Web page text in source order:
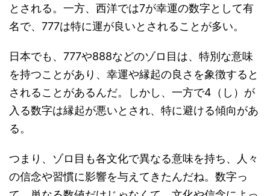
とされる。一方、西洋では7が幸運の数字として有
名で、777は特に運が良いとされることが多い。
日本でも、777や888などのゾロ目は、特別な意味
を持つことがあり、幸運や縁起の良さを象徴すると
されることがあるんだ。しかし、一方で4（し）が
入る数字は縁起が悪いとされ、特に避ける傾向があ
る。
つまり、ゾロ目も各文化で異なる意味を持ち、人々
の信念や習慣に影響を与えてきたんだね。数字っ